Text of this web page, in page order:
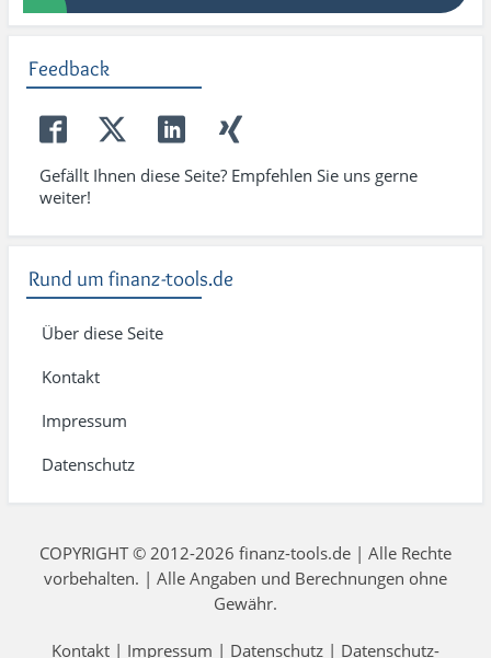
Feedback
Gefällt Ihnen diese Seite? Empfehlen Sie uns gerne
weiter!
Rund um finanz-tools.de
Über diese Seite
Kontakt
Impressum
Datenschutz
COPYRIGHT © 2012-2026 finanz-tools.de | Alle Rechte
vorbehalten. | Alle Angaben und Berechnungen ohne
Gewähr.
Kontakt | Impressum | Datenschutz | Datenschutz-